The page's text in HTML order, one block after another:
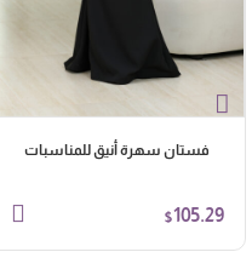
فستان سهرة أنيق للمناسبات
$105.29